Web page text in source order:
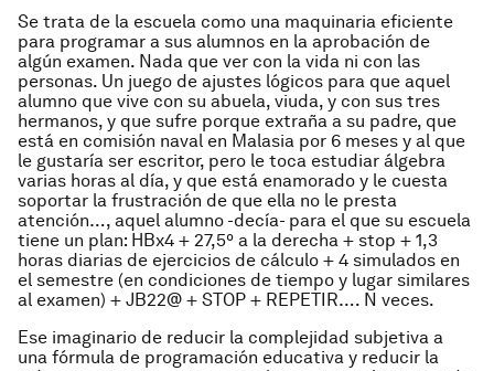
Se trata de la escuela como una maquinaria eficiente
para programar a sus alumnos en la aprobación de
algún examen. Nada que ver con la vida ni con las
personas. Un juego de ajustes lógicos para que aquel
alumno que vive con su abuela, viuda, y con sus tres
hermanos, y que sufre porque extraña a su padre, que
está en comisión naval en Malasia por 6 meses y al que
le gustaría ser escritor, pero le toca estudiar álgebra
varias horas al día, y que está enamorado y le cuesta
soportar la frustración de que ella no le presta
atención…, aquel alumno -decía- para el que su escuela
tiene un plan: HBx4 + 27,5º a la derecha + stop + 1,3
horas diarias de ejercicios de cálculo + 4 simulados en
el semestre (en condiciones de tiempo y lugar similares
al examen) + JB22@ + STOP + REPETIR…. N veces.
Ese imaginario de reducir la complejidad subjetiva a
una fórmula de programación educativa y reducir la